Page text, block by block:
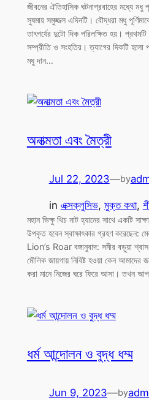
জীবনের ঐতিহাসিক ঘটনাপ্রবাহের মধ্যে
সুষমায় সমুজ্জল এদিনটি। বৌদ্ধরা মধু
তাৎপর্যের দুটো দিক পরিলক্ষিত হয়।
সম্প্রীতি ও সংহতির। ত্যাগের দিকটি হলো
মধু দান…
অনাত্মতা এবং মৈত্রী
Jul 22, 2023—by
in এক্সক্লুসিভ, মুক্ত কথা,
মহান ভিক্ষু থিচ নাট হ্যানের সাথে একটি
উপকৃত হবেন স্বাক্ষাৎকার গ্রহণ করেছেন:
Lion’s Roar বঙ্গানুবাদ: সমীর বড়ুয়া
মৌলিক জায়গায় নিবিষ্ট হওয়া কেন
করা মানে নিজের ঘরে ফিরে আসা। তখন
ধর্ম আন্দোলন ও বুদ্ধ ধম্ম
Jun 9, 2023—by